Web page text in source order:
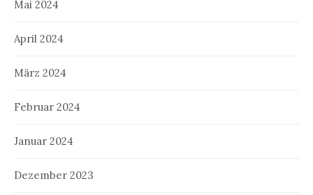
Mai 2024
April 2024
März 2024
Februar 2024
Januar 2024
Dezember 2023